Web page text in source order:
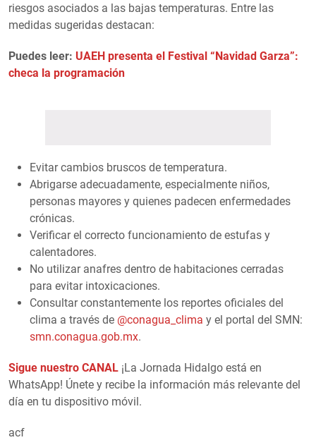
riesgos asociados a las bajas temperaturas. Entre las
medidas sugeridas destacan:
Puedes leer: UAEH presenta el Festival “Navidad Garza”:
checa la programación
Evitar cambios bruscos de temperatura.
Abrigarse adecuadamente, especialmente niños,
personas mayores y quienes padecen enfermedades
crónicas.
Verificar el correcto funcionamiento de estufas y
calentadores.
No utilizar anafres dentro de habitaciones cerradas
para evitar intoxicaciones.
Consultar constantemente los reportes oficiales del
clima a través de @conagua_clima y el portal del SMN:
smn.conagua.gob.mx.
Sigue nuestro CANAL ¡La Jornada Hidalgo está en
WhatsApp! Únete y recibe la información más relevante del
día en tu dispositivo móvil.
acf